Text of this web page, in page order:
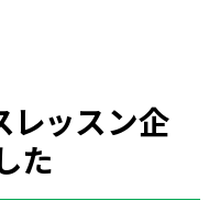
ッスン企
た